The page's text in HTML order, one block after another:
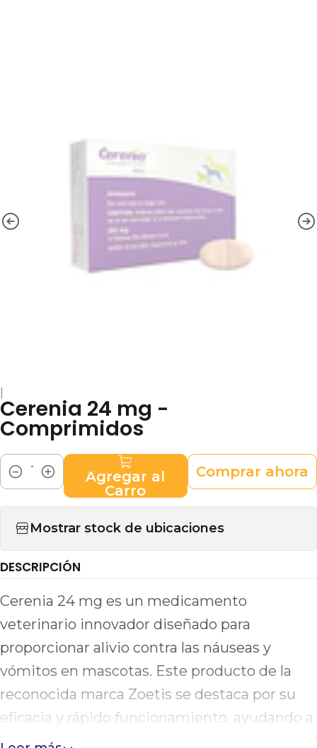
|
Cerenia 24 mg -
Comprimidos
Cantidad
Agregar al
Carro
Comprar ahora
Mostrar stock de ubicaciones
DESCRIPCIÓN
Cerenia 24 mg es un medicamento
veterinario innovador diseñado para
proporcionar alivio contra las náuseas y
vómitos en mascotas. Este producto de la
reconocida marca Zoetis se destaca por su
eficacia y rápido funcionamiento, ayudando a
mejorar el bienestar de su mascota en